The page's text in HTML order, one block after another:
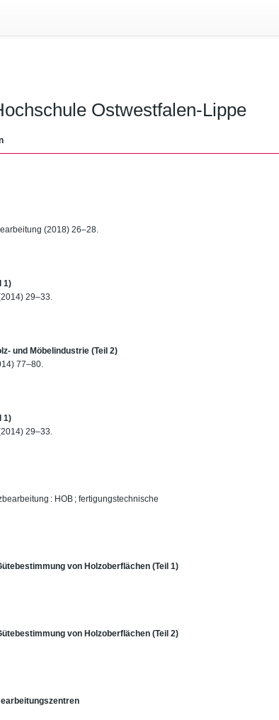
Ostwestfalen-Lippe
(2018) 26–28.
1)
29–33.
und Möbelindustrie (Teil 2)
77–80.
1)
29–33.
: HOB ; fertigungstechnische
von Holzoberflächen (Teil 1)
von Holzoberflächen (Teil 2)